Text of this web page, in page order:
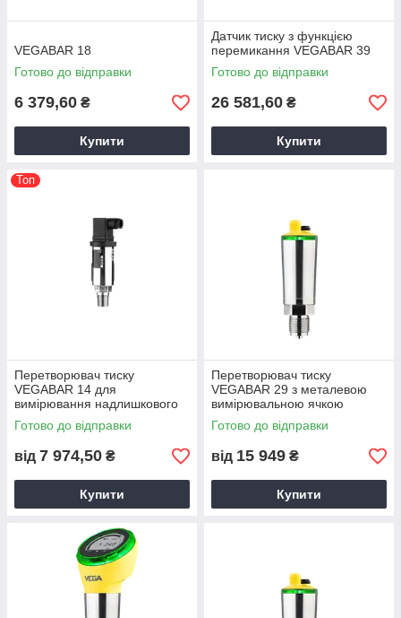
VEGABAR 18
Готово до відправки
6 379,60 ₴
Купити
Датчик тиску з функцією
перемикання VEGABAR 39
Готово до відправки
26 581,60 ₴
Купити
Топ
Перетворювач тиску
VEGABAR 14 для
вимірювання надлишкового
тиску, абсолютного тиску та
вакууму
Готово до відправки
від 7 974,50 ₴
Купити
Перетворювач тиску
VEGABAR 29 з металевою
вимірювальною ячкою
Готово до відправки
від 15 949 ₴
Купити